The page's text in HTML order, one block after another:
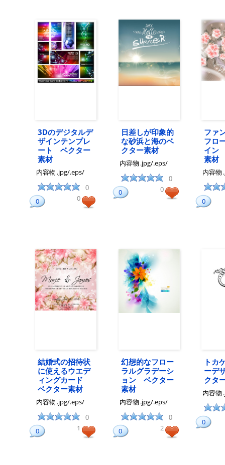
3Dのデジタルデ
ザインテンプレ
ート ベクター
素材
内容物 .jpg/.eps/
0
0 0
日差しが印象的
な砂浜と海のベ
クター素材
内容物 .jpg/.eps/
0
0 0
ファ
フロ
イン
素材
内容物
0
結婚式の招待状
に使えるウエデ
ィングカード
ベクター素材
内容物 .jpg/.eps/
0
0 1
幻想的なフロー
ラルグラデーシ
ョン ベクター
素材
内容物 .jpg/.eps/
0
0 2
トカ
ーデ
クタ
内容物
0